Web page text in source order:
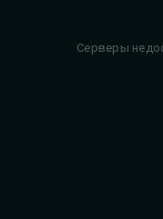
Серверы